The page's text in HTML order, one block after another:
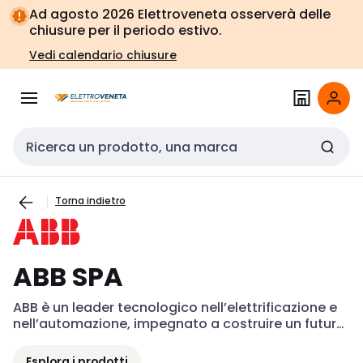
Vai alla
navigazione
Vai
alla
pagina
Ad agosto 2026 Elettroveneta osserverà delle
chiusure per il periodo estivo.
Vedi calendario chiusure
Cerca input
Torna indietro
ABB SPA
ABB è un leader tecnologico nell’elettrificazione e
nell’automazione, impegnato a costruire un futuro
risorse. Le sue soluzioni combinano il know-how